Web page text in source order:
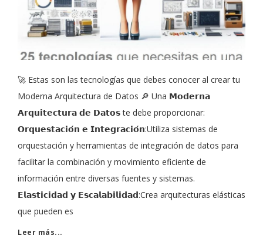
🚀 Estas son las tecnologías que debes conocer al crear tu
Moderna Arquitectura de Datos 🔎 Una 𝗠𝗼𝗱𝗲𝗿𝗻𝗮
𝗔𝗿𝗾𝘂𝗶𝘁𝗲𝗰𝘁𝘂𝗿𝗮 𝗱𝗲 𝗗𝗮𝘁𝗼𝘀 te debe proporcionar:
𝗢𝗿𝗾𝘂𝗲𝘀𝘁𝗮𝗰𝗶𝗼́𝗻 𝗲 𝗜𝗻𝘁𝗲𝗴𝗿𝗮𝗰𝗶𝗼́𝗻:Utiliza sistemas de
orquestación y herramientas de integración de datos para
facilitar la combinación y movimiento eficiente de
información entre diversas fuentes y sistemas.
𝗘𝗹𝗮𝘀𝘁𝗶𝗰𝗶𝗱𝗮𝗱 𝘆 𝗘𝘀𝗰𝗮𝗹𝗮𝗯𝗶𝗹𝗶𝗱𝗮𝗱:Crea arquitecturas elásticas
que pueden es
Leer más...